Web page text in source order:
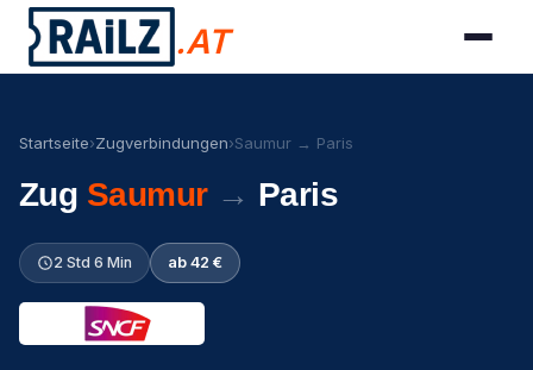
.AT
Startseite›Zugverbindungen›Saumur → Paris
Zug Saumur → Paris
2 Std 6 Min ab 42 €